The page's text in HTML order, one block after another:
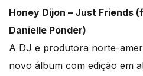
Honey Dijon – Just Friends
Danielle Ponder)
A DJ e produtora norte-
novo álbum com edição em